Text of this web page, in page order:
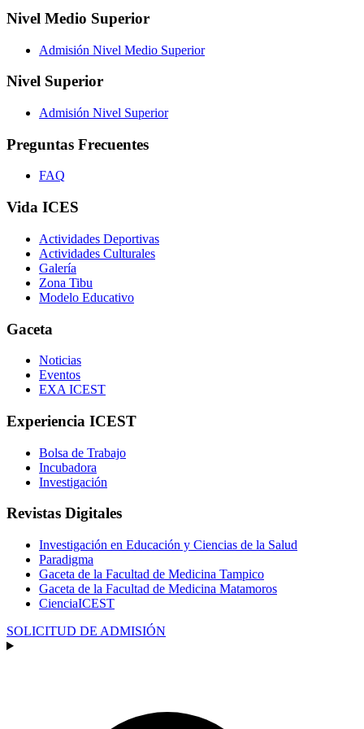
Nivel Medio Superior
Admisión Nivel Medio Superior
Nivel Superior
Admisión Nivel Superior
Preguntas Frecuentes
FAQ
Vida ICES
Actividades Deportivas
Actividades Culturales
Galería
Zona Tibu
Modelo Educativo
Gaceta
Noticias
Eventos
EXA ICEST
Experiencia ICEST
Bolsa de Trabajo
Incubadora
Investigación
Revistas Digitales
Investigación en Educación y Ciencias de la Salud
Paradigma
Gaceta de la Facultad de Medicina Tampico
Gaceta de la Facultad de Medicina Matamoros
CienciaICEST
SOLICITUD DE ADMISIÓN